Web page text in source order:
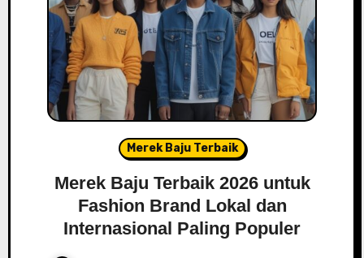
Merek Baju Terbaik
Merek Baju Terbaik 2026 untuk
Fashion Brand Lokal dan
Internasional Paling Populer